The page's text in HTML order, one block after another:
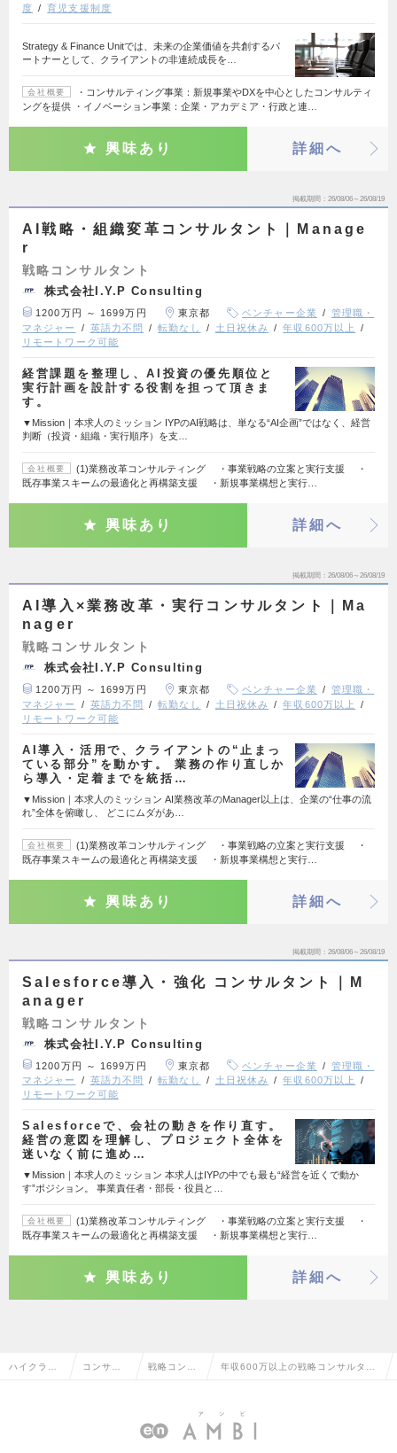
度
育児支援制度
Strategy & Finance Unitでは、未来の企業価値を共創するパ
ートナーとして、クライアントの非連続成長を…
会社概要
・コンサルティング事業：新規事業やDXを中心としたコンサルティ
ングを提供 ・イノベーション事業：企業・アカデミア・行政と連…
興味あり 詳細へ
掲載期間 26/08/06～26/08/19
AI戦略・組織変革コンサルタント｜Manage
r
戦略コンサルタント
株式会社I.Y.P Consulting
1200万円 ～ 1699万円 東京都 ベンチャー企業
管理職・
マネジャー
英語力不問 転勤なし 土日祝休み
年収600万以上
リモートワーク可能
経営課題を整理し、AI投資の優先順位と
実行計画を設計する役割を担って頂きま
す。
▼Mission｜本求人のミッション IYPのAI戦略は、単なる“AI企画”ではなく、経営
判断（投資・組織・実行順序）を支…
会社概要
(1)業務改革コンサルティング ・事業戦略の立案と実行支援 ・
既存事業スキームの最適化と再構築支援 ・新規事業構想と実行…
興味あり 詳細へ
掲載期間 26/08/06～26/08/19
AI導入×業務改革・実行コンサルタント｜Ma
nager
戦略コンサルタント
株式会社I.Y.P Consulting
1200万円 ～ 1699万円 東京都 ベンチャー企業
管理職・
マネジャー
英語力不問 転勤なし 土日祝休み
年収600万以上
リモートワーク可能
AI導入・活用で、クライアントの“止まっ
ている部分”を動かす。 業務の作り直しか
ら導入・定着までを統括…
▼Mission｜本求人のミッション AI業務改革のManager以上は、企業の“仕事の流
れ”全体を俯瞰し、 どこにムダがあ…
会社概要
(1)業務改革コンサルティング ・事業戦略の立案と実行支援 ・
既存事業スキームの最適化と再構築支援 ・新規事業構想と実行…
興味あり 詳細へ
掲載期間 26/08/06～26/08/19
Salesforce導入・強化 コンサルタント｜M
anager
戦略コンサルタント
株式会社I.Y.P Consulting
1200万円 ～ 1699万円 東京都 ベンチャー企業
管理職・
マネジャー
英語力不問 転勤なし 土日祝休み
年収600万以上
リモートワーク可能
Salesforceで、会社の動きを作り直す。
経営の意図を理解し、プロジェクト全体を
迷いなく前に進め…
▼Mission｜本求人のミッション 本求人はIYPの中でも最も“経営を近くで動か
す”ポジション。 事業責任者・部長・役員と…
会社概要
(1)業務改革コンサルティング ・事業戦略の立案と実行支援 ・
既存事業スキームの最適化と再構築支援 ・新規事業構想と実行…
興味あり 詳細へ
ハイクラス コンサル 戦略コンサ 年収600万以上の戦略コンサルタン